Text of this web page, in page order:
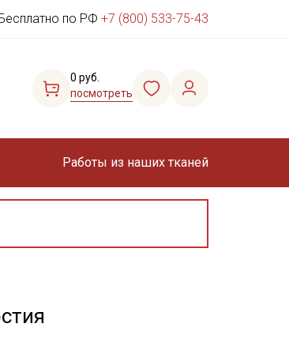
по РФ +7 (800) 533-75-43
0 руб.
посмотреть
Работы из наших тканей